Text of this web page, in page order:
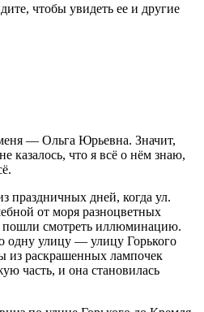
чтобы увидеть ее и другие
— Ольга Юрьевна. Значит,
казалось, что я всё о нём знаю,
праздничных дней, когда ул.
от моря разноцветных
смотреть иллюминацию.
одну улицу — улицу Горького
из раскрашенных лампочек
часть, и она становилась